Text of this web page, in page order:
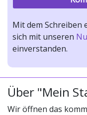
Mit dem Schreiben
sich mit unseren
einverstanden.
Über "Mein
Wir öffnen das